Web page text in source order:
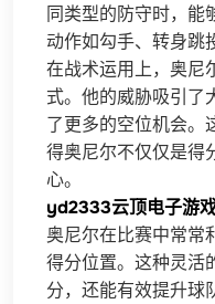
同类型的防守时，能
动作如勾手、转身跳
在战术运用上，奥尼
式。他的威胁吸引了
了更多的空位机会。
得奥尼尔不仅仅是得
心。
yd2333云顶电子游
奥尼尔在比赛中常常
得分位置。这种灵活
分，还能有效提升球